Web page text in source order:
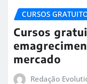
CURSOS
Cursos
mercado
Redação